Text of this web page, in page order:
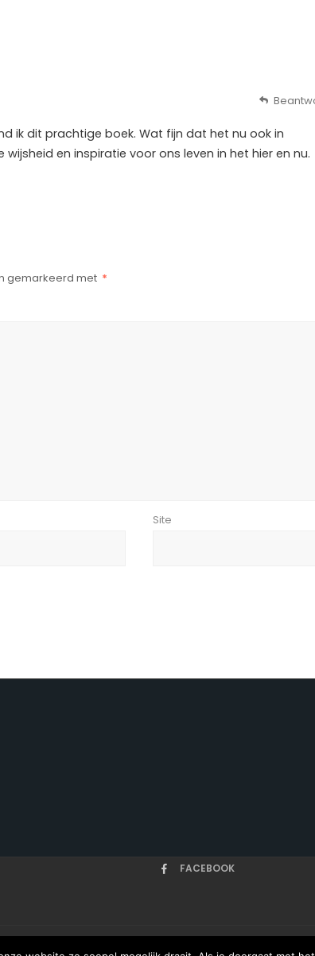
ik dit prachtige boek. Wat fijn dat het nu ook in
en inspiratie voor ons leven in het hier en nu.
gemarkeerd met *
Site
FACEBOOK